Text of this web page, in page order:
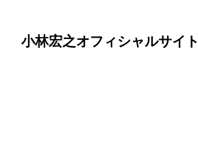
小林宏之オフィシャルサイト